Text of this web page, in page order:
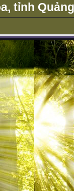
tỉnh